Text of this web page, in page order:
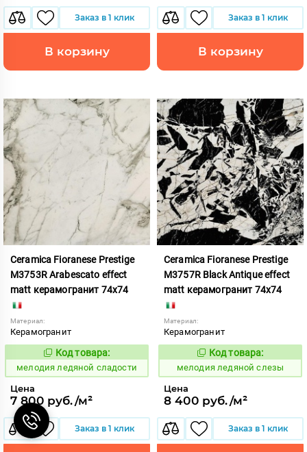
Заказ в 1 клик
В корзину
Заказ в 1 клик
В корзину
Ceramica Fioranese Prestige
M3753R Arabescato effect
matt керамогранит 74x74
Материал:
Керамогранит
958845
Код товара:
мелодия ледяной сладости
Цена
7 800 руб./м²
Заказ в 1 клик
Ceramica Fioranese Prestige
M3757R Black Antique effect
matt керамогранит 74x74
Материал:
Керамогранит
958846
Код товара:
мелодия ледяной слезы
Цена
8 400 руб./м²
Заказ в 1 клик